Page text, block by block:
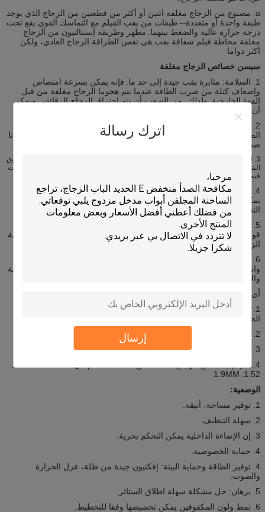
اترك رسالة
إرسال
a: مصنوع من الزجاج مغلفة اثنين أو أكثر من قطعتين من الزجاج الذي يوجد
طبقة واحدة أو متعددة-- طبقات من بفب الفيلم مع التماسك القوي يقع تحت
درجة حرارة عالية والضغط بينهما. مظهر وطريقة إنستالتيون من الزجاج
مغلفة محاطة فيلم شفافة بفب هي نفس الطرافة الزجاج العادي، ولكن
أكثر دواما
سيسن خصائص الزجاج مغلفة
1. السلامة: مثابرة بفب جيدة إلى حد ما.
فإنه يمكن بسرعة امتصاص
وإضعاف كتلة من ضرب الطاقة عندما يتم هجوما الزجاج مغلفة من قبل
القوة الخارجية.ولذلك، من الصعب أن يتم اختراق الزجاج الرقائقي ويمكن
أن تبقى متكاملة في الإطار حتى يتم كسره.
2. الصوت أداء برهان: بفب يمكن برفنت موجة الصوت بشكل فعال.
الصوت يمكن أن يضعف الواضح عندما يذهب من خلال الزجاج مغلفة حتى تا
ضجيج اضطراب في المكتب أو المعيشة إنيرونمنت إردونوسد.
3. المضادة-- الأشعة فوق البنفسجية: مغلفة الزجاج يمكن أن تمنع بشكل فعال الأشعة فوق
البنفسجية (تصل إلى أكثر من 99٪ من الأشعة فوق البنفسجية) التي يمكن أن تحمي الأثاث
قيمة، إكسيبت والأعمال الفنية الخ. من التشويه بواسطة الأشعة فوق البنفسجية.
4. المضادة-- رصاصة ومكافحة-- الانفجار: متعددة-- طبقة مغلفة الزجاج
يمكن أن يتم في أنواع مختلفة من المنتجات المضادة-- رصاصة، المضادة--
التفجير ومكافحة-- المتفجرات
5. مقاومة الأعاصير والزلازل: الزجاج الرقائقي هو استمرار عالية وتماسك
قوي تمكين شظايا لا تزال في مكانها، وبالتالي فهي مناسبة للإعصار ومنطقة
الزلازل.
واسع في بناء كوة، الطابق مرتفعة، عالية الجودة جدار الستار، نافذة متقدمة
والأبواب، والأثاث، عرض والحوض الخ.
أي نوع من سيسين مغلفة الزجاج يمكن أن تنتج؟
1. الزجاج مغلفة يمكن أن تكون واضحة، ملون، المغلفة، خفف، سترينجد
الحرارة، و عازمة خفف.
2. الحد الأقصى لحجم زنغ الزجاج الرقائقي هو: 2500x7800mm.
3. سمك الزجاج واحد هو 3-19mm.
4. الفيلم بفب من الزجاج مغلفة نحن عادة استخدام هي 0.38؛
1.52.
1.9MM
الوضعية:
1. توفير مساحة، أنيقة.
2. سهلة التنظيف.
3. إن الإضاءة الداخلية يمكن التحكم بحرية.
4. حماية الخصوصية.
4. توفير الطاقة وحماية البيئة: إفكتيون جيدة من ظلة، عزل الحرارة
والصوت.
5. برهان: حل مشكلة سهلة اطلاق الستائر.
6. نمط ولون المكفوفين يمكن تخصيصها وفقا للتخطيط.